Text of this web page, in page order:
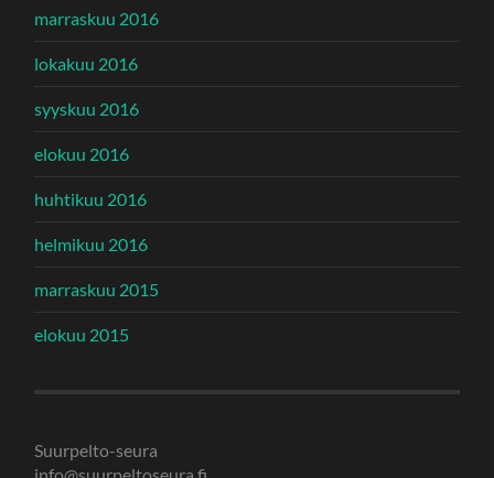
marraskuu 2016
lokakuu 2016
syyskuu 2016
elokuu 2016
huhtikuu 2016
helmikuu 2016
marraskuu 2015
elokuu 2015
Suurpelto-seura
info@suurpeltoseura.fi